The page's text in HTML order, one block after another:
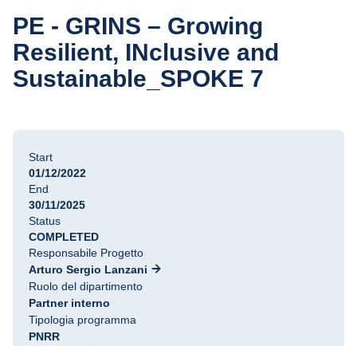
PE - GRINS – Growing
Resilient, INclusive and
Sustainable_SPOKE 7
Start
01/12/2022
End
30/11/2025
Status
COMPLETED
Responsabile Progetto
Arturo Sergio Lanzani
Ruolo del dipartimento
Partner interno
Tipologia programma
PNRR